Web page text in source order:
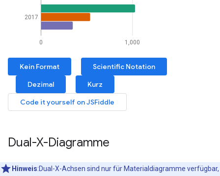
Dual-X-Diagramme
Hinweis:Dual-X-Achsen sind nur für Materialdiagramme verfügbar,